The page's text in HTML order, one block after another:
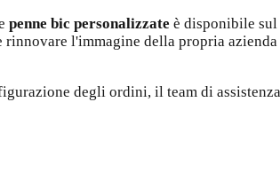
penne bic personalizzate è disponibile
l'immagine della propria
degli ordini, il team di